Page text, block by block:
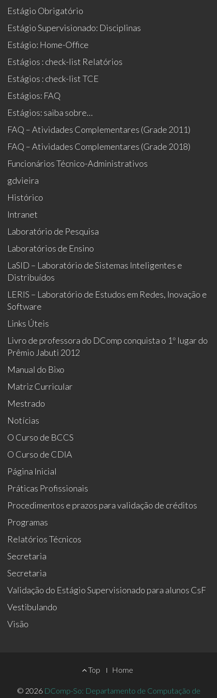
Estágio Obrigatório
Estágio Supervisionado: Disciplinas
Estágio: Home-Office
Estágios : check-list Relatórios
Estágios : check-list TCE
Estágios: FAQ
Estágios: saiba sobre…
FAQ – Atividades Complementares (Grade 2011)
FAQ – Atividades Complementares (Grade 2018)
Funcionários Técnico-Administrativos
gdvieira
Histórico
Intranet
Laboratório de Pesquisa
Laboratórios de Ensino
LaSID – Laboratório de Sistemas Inteligentes e
Distribuídos
LERIS – Laboratório de Estudos em Redes, Inovação e
Software
Links Úteis
Livro de professora do DComp conquista o 1º lugar do
Prêmio Jabuti 2012
Manual do Bixo
Matriz Curricular
Mestrado
Notícias
O Curso de BCCS
O Curso de CDIA
Página Inicial
Práticas Profissionais
Procedimentos e prazos para validação de créditos
Programas
Relatórios Técnicos
Secretaria
Secretaria
Validação do Estágio Supervisionado para alunos CsF
Vestibulando
Visão
Top Home
© 2026 DComp-So: Departamento de Computação de